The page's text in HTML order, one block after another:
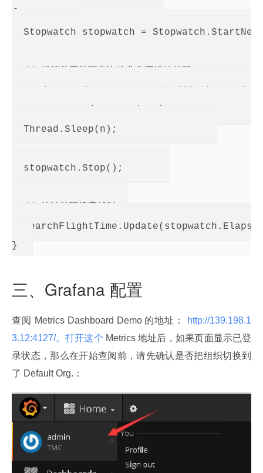
Stopwatch stopwatch =
Thread.Sleep(n);
stopwatch.Stop();
三、Grafana 配置
查阅 Metrics Dashboard Demo 的地址：
http://139.198.1
3.12:4127/。打开这个 Metrics 地址后，如果页面显示已登
录状态，那么在开始查阅前，请先确认是否把组织切换到
了 Default Org.：